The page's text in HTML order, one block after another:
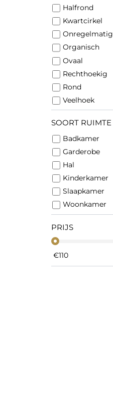
Halfrond
Kwartcirkel
Onregelmatig
Organisch
Ovaal
Rechthoekig
Rond
Veelhoek
SOORT RUIMTE
Badkamer
Garderobe
Hal
Kinderkamer
Slaapkamer
Woonkamer
PRIJS
€110